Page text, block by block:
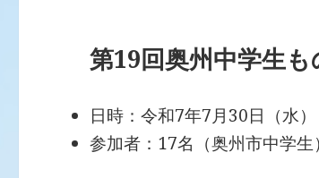
第19回奥州中学生
日時：令和7年7月30日（水
参加者：17名（奥州市中学生）